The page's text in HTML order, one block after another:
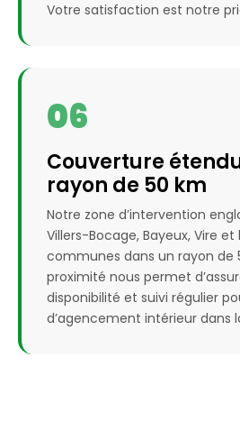
Votre satisfaction est notre
06
Couverture
rayon de 50 km
Notre zone d’intervention
Villers-Bocage, Bayeux, Vire et
communes dans un rayon de
proximité nous permet
disponibilité et suivi régulier
d’agencement intérieur dans